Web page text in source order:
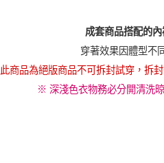
成套商品搭配的
穿著效果因體型不
此商品為絕版商品不可拆封試穿，拆
※ 深淺色衣物務必分開清洗